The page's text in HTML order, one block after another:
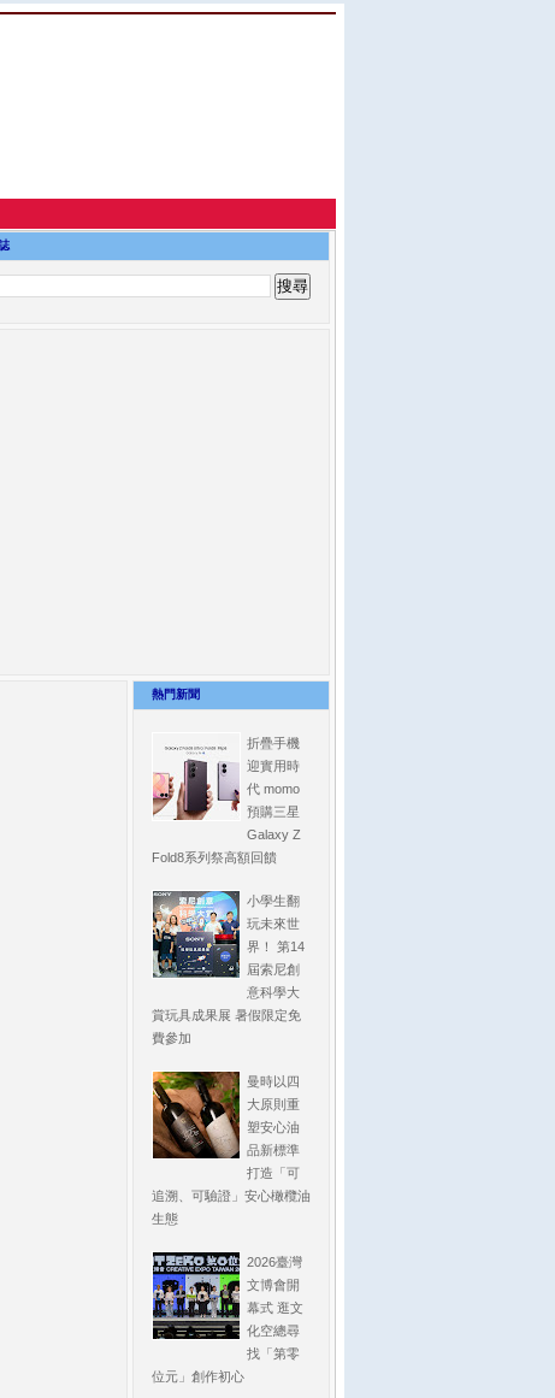
熱門新聞
折疊手機
迎實用時
代 momo
預購三星
Galaxy Z
Fold8系列祭高額回饋
小學生翻
玩未來世
界！ 第14
屆索尼創
意科學大
賞玩具成果展 暑假限定免
費參加
曼時以四
大原則重
塑安心油
品新標準
打造「可
追溯、可驗證」安心橄欖油
生態
2026臺灣
文博會開
幕式 逛文
化空總尋
找「第零
位元」創作初心